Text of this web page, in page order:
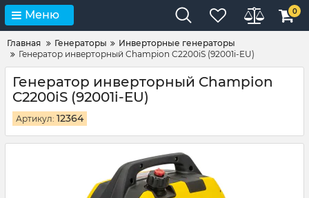
Меню 0
Главная Генераторы
Инверторные генераторы
Генератор инверторный Champion C2200iS (92001i-EU)
Генератор инверторный Champion
C2200iS (92001i-EU)
Артикул: 12364